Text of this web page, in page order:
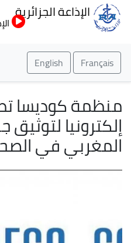
الإذاعة الجزائرية
Français
English
منظمة كوديسا
إلكترونيا لتوثيق
المغربي في